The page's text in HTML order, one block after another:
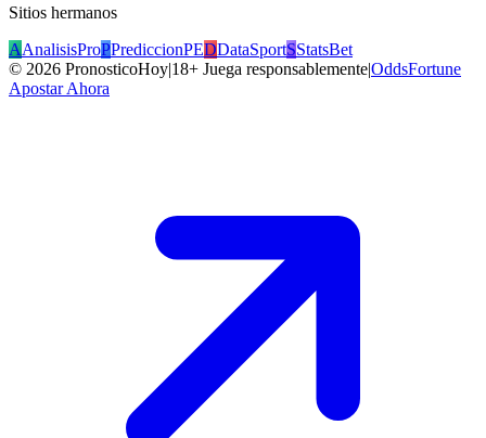
Sitios hermanos
AAnalisisProPPrediccionPEDDataSportSStatsBet
© 2026 PronosticoHoy|18+ Juega responsablemente|OddsFortune
Apostar Ahora